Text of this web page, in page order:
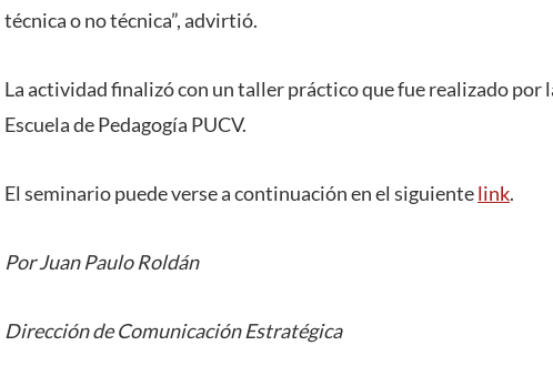
técnica o no técnica”, advirtió.
La actividad finalizó con un taller práctico que fue realizado por
Escuela de Pedagogía PUCV.
El seminario puede verse a continuación en el siguientelink.
Por Juan Paulo Roldán
Dirección de Comunicación Estratégica